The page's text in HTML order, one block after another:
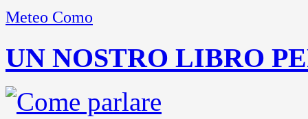
Meteo Como
UN NOSTRO LIBRO